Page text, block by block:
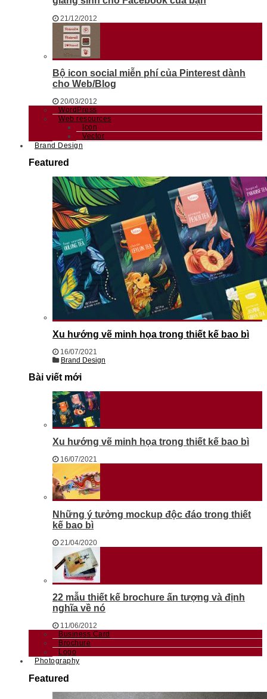
21/12/2012
Bộ icon social miễn phí của Pinterest dành
cho Web/Blog
20/03/2012
WordPress
Web resources
Icon
Vector
Brand Design
Featured
Xu hướng vẽ minh họa trong thiết kế bao bì
16/07/2021
Brand Design
Bài viết mới
Xu hướng vẽ minh họa trong thiết kế bao bì
16/07/2021
Những ý tưởng mockup độc đáo trong thiết
kế bao bì
21/04/2020
22 mẫu thiết kế brochure ấn tượng và định
nghĩa về nó
11/06/2012
Business Card
Brochure
Logo
Photography
Featured